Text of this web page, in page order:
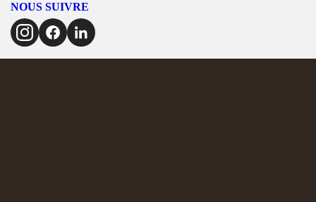
NOUS SUIVRE